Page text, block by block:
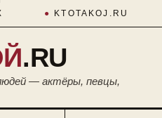
● KTOTAKOJ.RU
.RU
— актёры, певцы,